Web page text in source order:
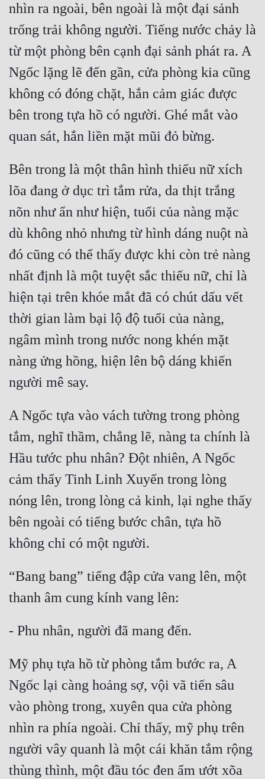
nhìn ra ngoài, bên ngoài là một đại sảnh
trống trải không người. Tiếng nước chảy là
từ một phòng bên cạnh đại sảnh phát ra. A
Ngốc lặng lẽ đến gần, cửa phòng kia cũng
không có đóng chặt, hắn cảm giác được
bên trong tựa hồ có người. Ghé mắt vào
quan sát, hắn liền mặt mũi đỏ bừng.
Bên trong là một thân hình thiếu nữ xích
lõa đang ở dục trì tắm rửa, da thịt trắng
nõn như ẩn như hiện, tuổi của nàng mặc
dù không nhỏ nhưng từ hình dáng nuột nà
đó cũng có thể thấy được khi còn trẻ nàng
nhất định là một tuyệt sắc thiếu nữ, chỉ là
hiện tại trên khóe mắt đã có chút dấu vết
thời gian làm bại lộ độ tuổi của nàng,
ngâm mình trong nước nong khén mặt
nàng ửng hồng, hiện lên bộ dáng khiến
người mê say.
A Ngốc tựa vào vách tường trong phòng
tắm, nghĩ thầm, chẳng lẽ, nàng ta chính là
Hầu tước phu nhân? Đột nhiên, A Ngốc
cảm thấy Tinh Linh Xuyến trong lòng
nóng lên, trong lòng cả kinh, lại nghe thấy
bên ngoài có tiếng bước chân, tựa hồ
không chỉ có một người.
“Bang bang” tiếng đập cửa vang lên, một
thanh âm cung kính vang lên:
- Phu nhân, người đã mang đến.
Mỹ phụ tựa hồ từ phòng tắm bước ra, A
Ngốc lại càng hoảng sợ, vội vã tiến sâu
vào phòng trong, xuyên qua cửa phòng
nhìn ra phía ngoài. Chỉ thấy, mỹ phụ trên
người vây quanh là một cái khăn tắm rộng
thùng thình, một đầu tóc đen ẩm ướt xõa